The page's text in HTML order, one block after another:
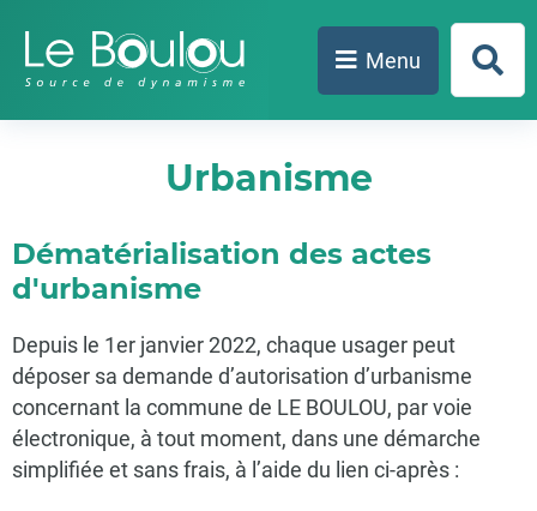
Aller à la recherche Menu
Urbanisme
Dématérialisation des actes
d'urbanisme
Depuis le 1er janvier 2022, chaque usager peut
déposer sa demande d’autorisation d’urbanisme
concernant la commune de LE BOULOU, par voie
électronique, à tout moment, dans une démarche
simplifiée et sans frais, à l’aide du lien ci-après :